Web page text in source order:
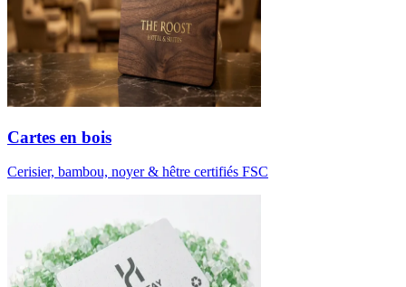
Cartes en bois
Cerisier, bambou, noyer & hêtre certifiés FSC